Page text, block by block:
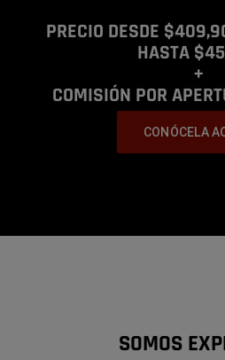
PRECIO DESDE
HASTA
+
COMISIÓN POR
CONÓCELA
SOMOS